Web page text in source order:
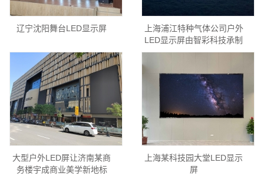
辽宁沈阳舞台LED显示屏
上海浦江特种气体公司户外
LED显示屏由智彩科技承制
大型户外LED屏让济南某商
务楼宇成商业美学新地标
上海某科技园大堂LED显示
屏